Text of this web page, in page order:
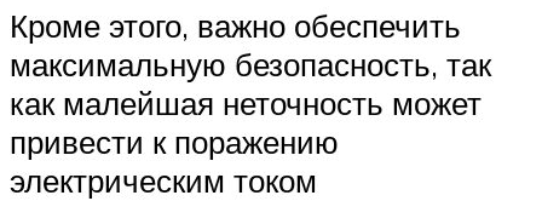
Кроме этого, важно обеспечить
максимальную безопасность, так
как малейшая неточность может
привести к поражению
электрическим током